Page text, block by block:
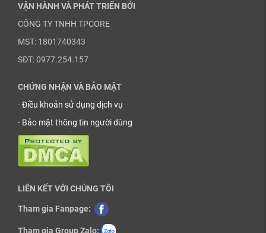
VẬN HÀNH VÀ PHÁT TRIỂN BỞI
CÔNG TY TNHH TPCORE
MST: 1801740343
SĐT: 0977.254.157
CHỨNG NHẬN VÀ BẢO MẬT
-Điều khoản sử dụng dịch vụ
- Bảo mật thông tin người dùng
LIÊN KẾT VỚI CHÚNG TÔI
Tham gia Fanpage:
Tham gia Group Zalo: